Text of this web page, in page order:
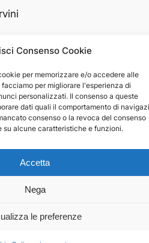
Consenso Cookie
per memorizzare e/o accedere alle
per migliorare l'esperienza di
personalizzati. Il consenso a queste
dati quali il comportamento di
consenso o la revoca del consenso
su alcune caratteristiche e funzioni.
Accetta
Nega
le preferenze
protetti da copyright e non
del proprietario.